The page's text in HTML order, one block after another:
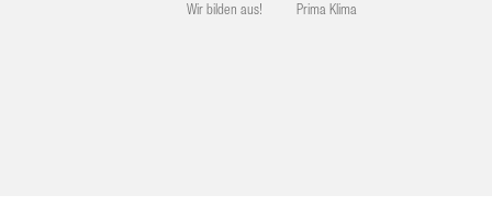
Wir bilden aus! Prima Klima